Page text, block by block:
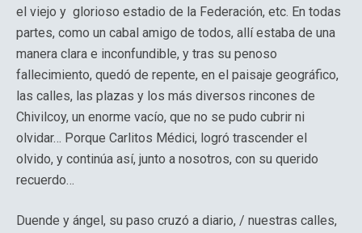
el viejo y glorioso estadio de la Federación, etc. En todas
partes, como un cabal amigo de todos, allí estaba de una
manera clara e inconfundible, y tras su penoso
fallecimiento, quedó de repente, en el paisaje geográfico,
las calles, las plazas y los más diversos rincones de
Chivilcoy, un enorme vacío, que no se pudo cubrir ni
olvidar… Porque Carlitos Médici, logró trascender el
olvido, y continúa así, junto a nosotros, con su querido
recuerdo…
Duende y ángel, su paso cruzó a diario, / nuestras calles,